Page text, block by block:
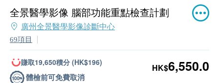
全景醫學影像 腦部功能重點檢查計劃
廣州全景醫學影像診斷中心
69項目
賺取19,650積分 (HK$196)
體檢前可免費取消
HK$6,550.0